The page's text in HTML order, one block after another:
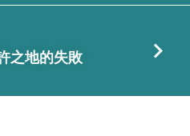
之地的失敗